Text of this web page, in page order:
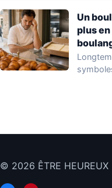
Un
plus
© 2026 ÊTRE HEUREUX